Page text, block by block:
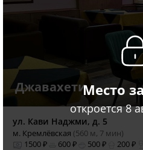
Место
откроется 8
Джавахети
ул. Кави Наджми, д. 5
м. Кремлёвская (560 м, 7 мин)
1500 ₽
600 ₽ 500 ₽ 200 ₽